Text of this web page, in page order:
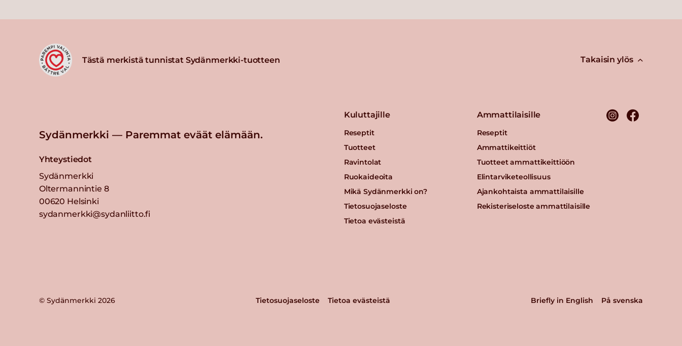
Tästä merkistä tunnistat Sydänmerkki-tuotteen Takaisin ylös
Sydänmerkki — Paremmat eväät elämään.
Yhteystiedot
Sydänmerkki
Oltermannintie 8
00620 Helsinki
sydanmerkki@sydanliitto.fi
Kuluttajille
Reseptit
Tuotteet
Ravintolat
Ruokaideoita
Mikä Sydänmerkki on?
Tietosuojaseloste
Tietoa evästeistä
Ammattilaisille
Reseptit
Ammattikeittiöt
Tuotteet ammattikeittiöön
Elintarviketeollisuus
Ajankohtaista ammattilaisille
Rekisteriseloste ammattilaisille
© Sydänmerkki 2026 Tietosuojaseloste Tietoa evästeistä Briefly in English På svenska